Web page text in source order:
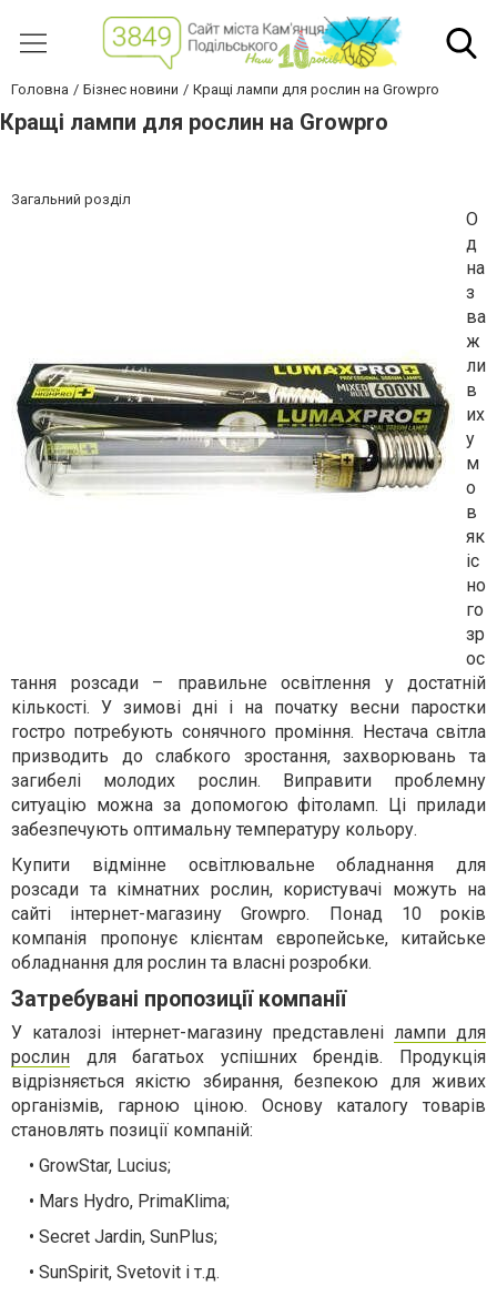
Головна Бізнес новини Кращі лампи для рослин на Growpro
Кращі лампи для рослин на Growpro
Загальний розділ
О
д
на
з
ва
ж
ли
в
их
у
м
о
в
як
іс
но
го
зр
ос
тання розсади – правильне освітлення у достатній
кількості. У зимові дні і на початку весни паростки
гостро потребують сонячного проміння. Нестача світла
призводить до слабкого зростання, захворювань та
загибелі молодих рослин. Виправити проблемну
ситуацію можна за допомогою фітоламп. Ці прилади
забезпечують оптимальну температуру кольору.
Купити відмінне освітлювальне обладнання для
розсади та кімнатних рослин, користувачі можуть на
сайті інтернет-магазину Growpro. Понад 10 років
компанія пропонує клієнтам європейське, китайське
обладнання для рослин та власні розробки.
Затребувані пропозиції компанії
У каталозі інтернет-магазину представленілампи для
рослин для багатьох успішних брендів. Продукція
відрізняється якістю збирання, безпекою для живих
організмів, гарною ціною. Основу каталогу товарів
становлять позиції компаній:
• GrowStar, Lucius;
• Mars Hydro, PrimaKlima;
• Secret Jardin, SunPlus;
• SunSpirit, Svetovit і т.д.